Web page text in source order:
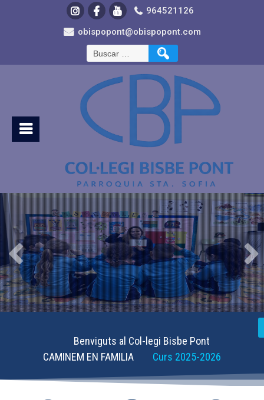
964521126
obispopont@obispopont.com
Benviguts al Col-legi Bisbe Pont
CAMINEM EN FAMILIA Curs 2025-2026